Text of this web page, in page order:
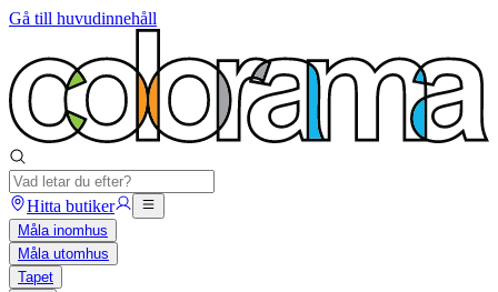
Gå till huvudinnehåll
Hitta butiker
Måla inomhus
Måla utomhus
Tapet